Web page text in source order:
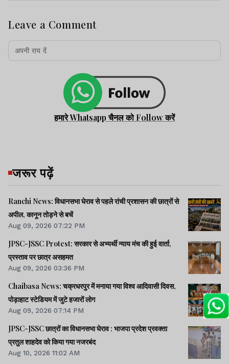
Leave a Comment
हमारे Whatsapp चैनल को Follow करें
जरूर पढ़ें
Ranchi News: विधानसभा घेराव से पहले रांची प्रशासन की छात्रों से
अपील, कानून तोड़ने से बचें
Aug 09, 2026 07:22 PM
JPSC-JSSC Protest: सरकार से अभ्यर्थी न्याय मंच की हुई वार्ता,
प्रस्ताव पर छात्र असहमत
Aug 09, 2026 03:36 PM
Chaibasa News: चक्रधरपुर में मनाया गया विश्व आदिवासी दिवस,
पोड़ाहाट स्टेडियम में जुटे हजारों लोग
Aug 09, 2026 07:14 PM
JPSC-JSSC छात्रों का विधानसभा घेराव : भाजपा प्रदेश प्रवक्ता
प्रतुल शाहदेव को किया गया नजरबंद
Aug 10, 2026 11:02 AM